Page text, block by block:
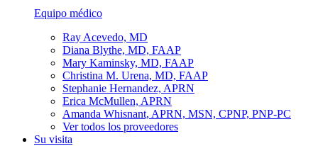
Equipo médico
Ray Acevedo, MD
Diana Blythe, MD, FAAP
Mary Kaminsky, MD, FAAP
Christina M. Urena, MD, FAAP
Stephanie Hernandez, APRN
Erica McMullen, APRN
Amanda Whisnant, APRN, MSN, CPNP, PNP-PC
Ver todos los proveedores
Su visita